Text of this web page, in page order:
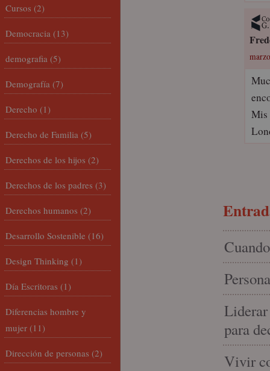
Mis
para
Vivir
Cursos (2)
Democracia (13)
demografia (5)
Demografía (7)
Derecho (1)
Derecho de Familia (5)
Derechos de los hijos (2)
Derechos de los padres (3)
Derechos humanos (2)
Desarrollo Sostenible (16)
Design Thinking (1)
Día Escritoras (1)
Diferencias hombre y
mujer (11)
Dirección de personas (2)